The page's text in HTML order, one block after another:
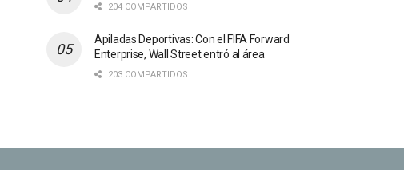
204 COMPARTIDOS
Apiladas Deportivas: Con el FIFA Forward
Enterprise, Wall Street entró al área
203 COMPARTIDOS